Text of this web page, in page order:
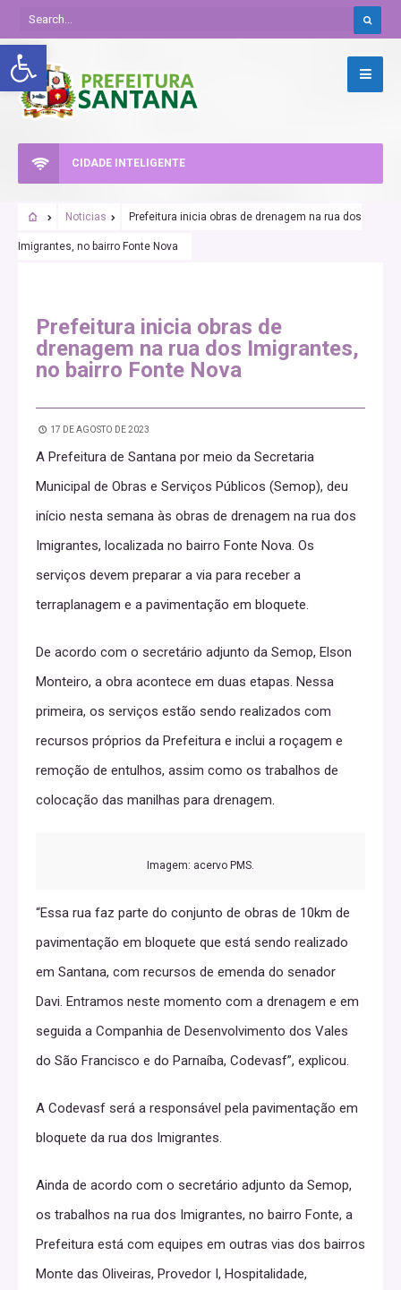
Abrir a barra de ferramentas
CIDADE INTELIGENTE
Noticias Prefeitura inicia obras de drenagem na rua dos
Imigrantes, no bairro Fonte Nova
Prefeitura inicia obras de
drenagem na rua dos Imigrantes,
no bairro Fonte Nova
17 DE AGOSTO DE 2023
A Prefeitura de Santana por meio da Secretaria
Municipal de Obras e Serviços Públicos (Semop), deu
início nesta semana às obras de drenagem na rua dos
Imigrantes, localizada no bairro Fonte Nova. Os
serviços devem preparar a via para receber a
terraplanagem e a pavimentação em bloquete.
De acordo com o secretário adjunto da Semop, Elson
Monteiro, a obra acontece em duas etapas. Nessa
primeira, os serviços estão sendo realizados com
recursos próprios da Prefeitura e inclui a roçagem e
remoção de entulhos, assim como os trabalhos de
colocação das manilhas para drenagem.
Imagem: acervo PMS.
“Essa rua faz parte do conjunto de obras de 10km de
pavimentação em bloquete que está sendo realizado
em Santana, com recursos de emenda do senador
Davi. Entramos neste momento com a drenagem e em
seguida a Companhia de Desenvolvimento dos Vales
do São Francisco e do Parnaíba, Codevasf”, explicou.
A Codevasf será a responsável pela pavimentação em
bloquete da rua dos Imigrantes.
Ainda de acordo com o secretário adjunto da Semop,
os trabalhos na rua dos Imigrantes, no bairro Fonte, a
Prefeitura está com equipes em outras vias dos bairros
Monte das Oliveiras, Provedor I, Hospitalidade,